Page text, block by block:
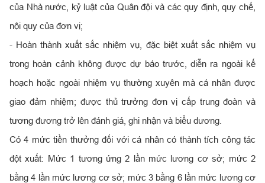
của Nhà nước, kỷ luật của Quân đội và các quy định, quy chế,
nội quy của đơn vị;
- Hoàn thành xuất sắc nhiệm vụ, đặc biệt xuất sắc nhiệm vụ
trong hoàn cảnh không được dự báo trước, diễn ra ngoài kế
hoạch hoặc ngoài nhiệm vụ thường xuyên mà cá nhân được
giao đảm nhiệm; được thủ trưởng đơn vị cấp trung đoàn và
tương đương trở lên đánh giá, ghi nhận và biểu dương.
Có 4 mức tiền thưởng đối với cá nhân có thành tích công tác
đột xuất: Mức 1 tương ứng 2 lần mức lương cơ sở; mức 2
bằng 4 lần mức lương cơ sở; mức 3 bằng 6 lần mức lương cơ